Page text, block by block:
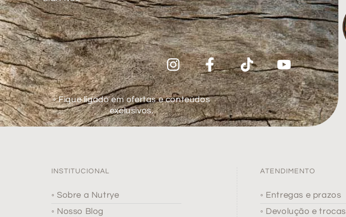
◦ Fique ligado em ofertas e conteúdos
exclusivos.
INSTITUCIONAL
◦ Sobre a Nutrye
◦ Nosso Blog
ATENDIMENTO
◦ Entregas e prazos
◦ Devolução e trocas